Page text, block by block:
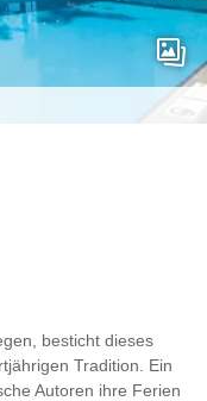
besticht dieses
Tradition. Ein
Autoren ihre Ferien